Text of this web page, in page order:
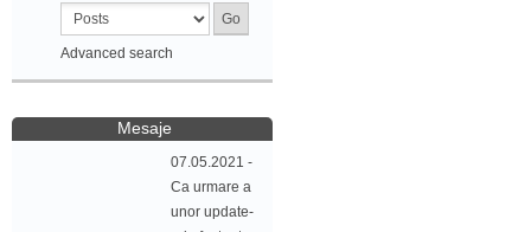
Advanced search
Mesaje
07.05.2021 -
Ca urmare a
unor update-